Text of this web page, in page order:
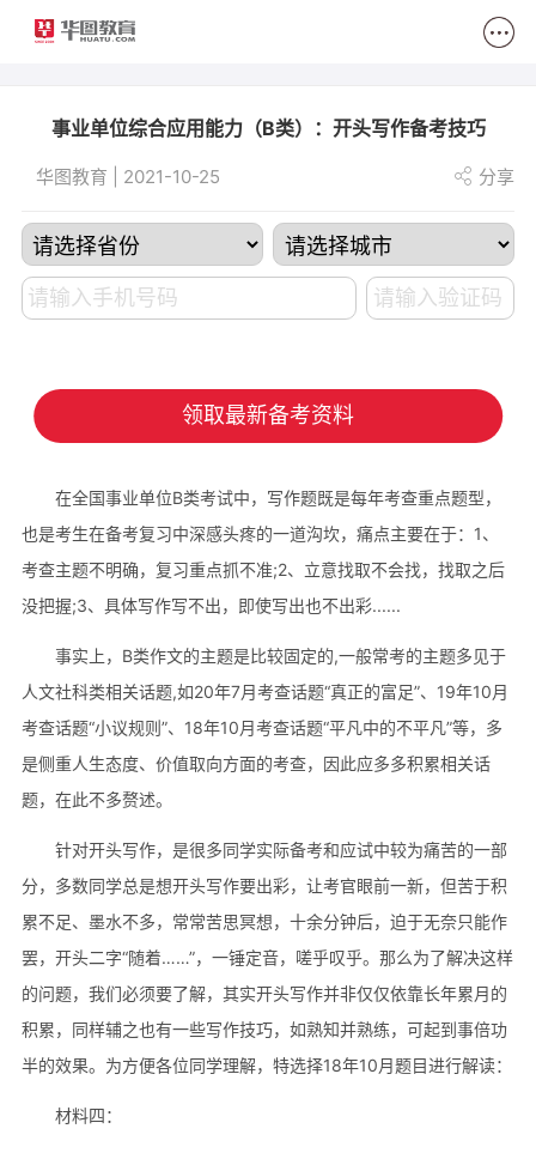
事业单位综合应用能力（B类）：开头写作备考技巧
华图教育 | 2021-10-25 分享
领取最新备考资料
在全国事业单位B类考试中，写作题既是每年考查重点题型，
也是考生在备考复习中深感头疼的一道沟坎，痛点主要在于：1、
考查主题不明确，复习重点抓不准;2、立意找取不会找，找取之后
没把握;3、具体写作写不出，即使写出也不出彩......
事实上，B类作文的主题是比较固定的,一般常考的主题多见于
人文社科类相关话题,如20年7月考查话题“真正的富足”、19年10月
考查话题“小议规则”、18年10月考查话题“平凡中的不平凡”等，多
是侧重人生态度、价值取向方面的考查，因此应多多积累相关话
题，在此不多赘述。
针对开头写作，是很多同学实际备考和应试中较为痛苦的一部
分，多数同学总是想开头写作要出彩，让考官眼前一新，但苦于积
累不足、墨水不多，常常苦思冥想，十余分钟后，迫于无奈只能作
罢，开头二字“随着……”，一锤定音，嗟乎叹乎。那么为了解决这样
的问题，我们必须要了解，其实开头写作并非仅仅依靠长年累月的
积累，同样辅之也有一些写作技巧，如熟知并熟练，可起到事倍功
半的效果。为方便各位同学理解，特选择18年10月题目进行解读：
材料四：